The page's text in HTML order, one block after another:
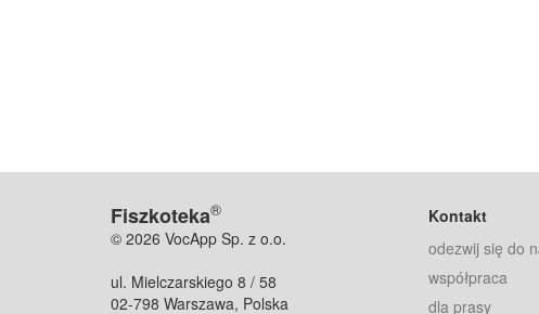
Fiszkoteka®
© 2026 VocApp Sp. z o.o.
ul. Mielczarskiego 8 / 58
02-798 Warszawa, Polska
Kontakt
odezwij się do
współpraca
dla prasy